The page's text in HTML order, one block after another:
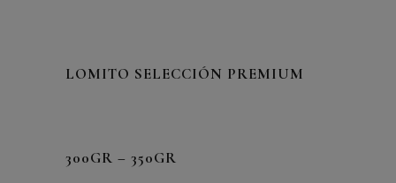
LOMITO SELECCIÓN PREMIUM
300GR – 350GR